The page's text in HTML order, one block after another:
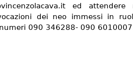
ed
dei neo immessi in
090 346288- 090